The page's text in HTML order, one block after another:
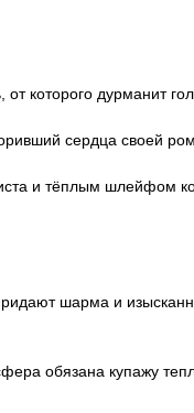
которого дурманит
сердца своей
и тёплым шлейфом
шарма и
обязана купажу